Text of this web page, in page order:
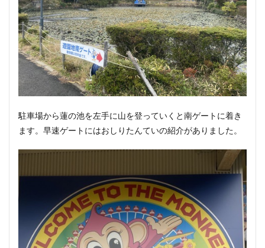
駐車場から蓮の池を左手に山を登っていくと南ゲートに着き
ます。早速ゲートにはおしりたんていの紹介がありました。